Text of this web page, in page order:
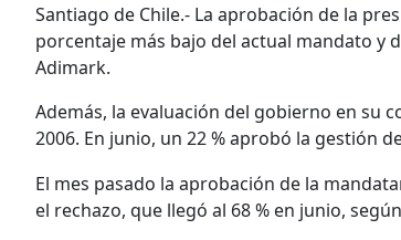
Santiago de Chile.- La aprobación de la
porcentaje más bajo del actual mandato y
Adimark.
Además, la evaluación del gobierno en su
2006. En junio, un 22 % aprobó la gestión
El mes pasado la aprobación de la
el rechazo, que llegó al 68 % en junio,